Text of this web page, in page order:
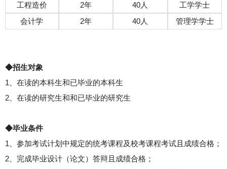
工程造价 2年 40人
工学学士
会计学
2年 40人 管理学学士
◆招生对象
1、在读的本科生和已毕业的本科生
2、在读的研究生和和已毕业的研究生
◆毕业条件
1、参加考试计划中规定的统考课程及校考课程考试且成绩合格；
2、完成毕业设计（论文）答辩且成绩合格；